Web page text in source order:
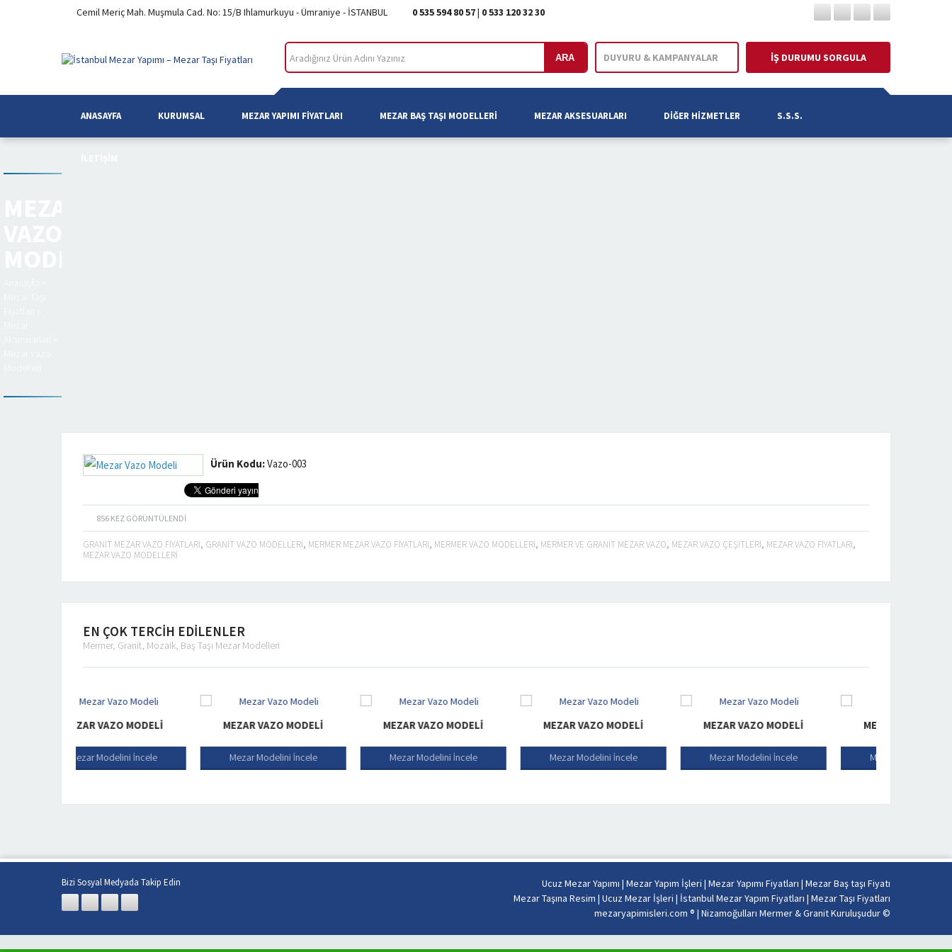
Cemil Meriç Mah. Muşmula Cad. No: 15/B Ihlamurkuyu - Ümraniye - İSTANBUL 0 535 594 80 57| 0 533 120 32 30
ARA DUYURU & KAMPANYALAR İŞ DURUMU SORGULA
ANASAYFA KURUMSAL MEZAR YAPIMI FIYATLARI MEZAR BAŞ TAŞI MODELLERI MEZAR AKSESUARLARI DIĞER HIZMETLER S.S.S.
Ürün Kodu:Vazo-003
856 KEZ GÖRÜNTÜLENDI
GRANIT MEZAR VAZO FIYATLARI, GRANIT VAZO MODELLERI, MERMER MEZAR VAZO FIYATLARI, MERMER VAZO MODELLERI, MERMER VE GRANIT MEZAR VAZO, MEZAR VAZO ÇEŞITLERI, MEZAR VAZO FIYATLARI,
MEZAR VAZO MODELLERI
EN ÇOK TERCİH EDİLENLER
Mermer, Granit, Mozaik, Baş Taşı Mezar Modelleri
MEZAR VAZO MODELI
Mezar Modelini İncele
MEZAR VAZO MODELI
Mezar Modelini İncele
MEZAR VAZO MODELI
Mezar Modelini İncele
MEZAR VAZO MODELI
Mezar Modelini İncele
MEZAR VAZO MODELI
Mezar Modelini İncele
Bizi Sosyal Medyada Takip Edin Ucuz Mezar Yapımı | Mezar Yapım İşleri | Mezar Yapımı Fiyatları | Mezar Baş taşı Fiyatı
Mezar Taşına Resim | Ucuz Mezar İşleri | İstanbul Mezar Yapım Fiyatları | Mezar Taşı Fiyatları
mezaryapimisleri.com ® | Nizamoğulları Mermer & Granit Kuruluşudur©